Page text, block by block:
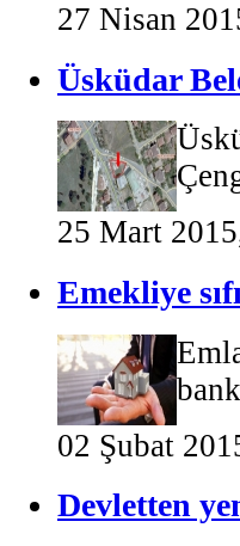
27 Nisan
Üsküdar
25 Mart
Emekliye
02 Şubat
Devletten